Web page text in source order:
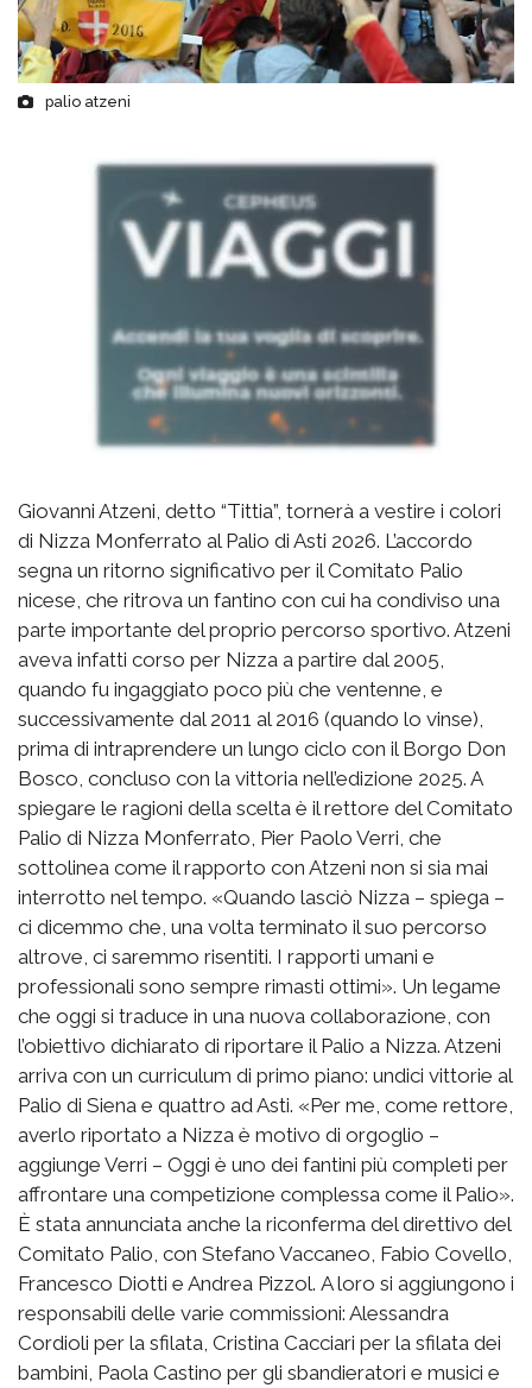
palio atzeni
Giovanni Atzeni, detto “Tittia”, tornerà a vestire i colori
di Nizza Monferrato al Palio di Asti 2026. L’accordo
segna un ritorno significativo per il Comitato Palio
nicese, che ritrova un fantino con cui ha condiviso una
parte importante del proprio percorso sportivo. Atzeni
aveva infatti corso per Nizza a partire dal 2005,
quando fu ingaggiato poco più che ventenne, e
successivamente dal 2011 al 2016 (quando lo vinse),
prima di intraprendere un lungo ciclo con il Borgo Don
Bosco, concluso con la vittoria nell’edizione 2025. A
spiegare le ragioni della scelta è il rettore del Comitato
Palio di Nizza Monferrato, Pier Paolo Verri, che
sottolinea come il rapporto con Atzeni non si sia mai
interrotto nel tempo. «Quando lasciò Nizza – spiega –
ci dicemmo che, una volta terminato il suo percorso
altrove, ci saremmo risentiti. I rapporti umani e
professionali sono sempre rimasti ottimi». Un legame
che oggi si traduce in una nuova collaborazione, con
l’obiettivo dichiarato di riportare il Palio a Nizza. Atzeni
arriva con un curriculum di primo piano: undici vittorie al
Palio di Siena e quattro ad Asti. «Per me, come rettore,
averlo riportato a Nizza è motivo di orgoglio –
aggiunge Verri – Oggi è uno dei fantini più completi per
affrontare una competizione complessa come il Palio».
È stata annunciata anche la riconferma del direttivo del
Comitato Palio, con Stefano Vaccaneo, Fabio Covello,
Francesco Diotti e Andrea Pizzol. A loro si aggiungono i
responsabili delle varie commissioni: Alessandra
Cordioli per la sfilata, Cristina Cacciari per la sfilata dei
bambini, Paola Castino per gli sbandieratori e musici e